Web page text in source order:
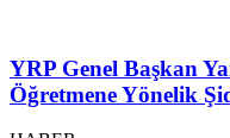
YRP Genel Başkan
Öğretmene Yönelik